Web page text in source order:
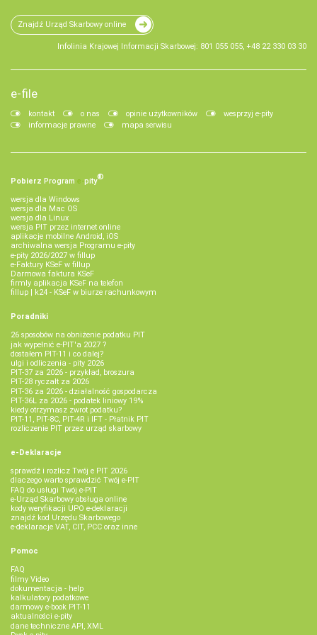
Znajdź Urząd Skarbowy online
Infolinia Krajowej Informacji Skarbowej: 801 055 055, +48 22 330 03 30
e-file
kontakt o nas opinie użytkowników
wesprzyj e-pity
informacje prawne
mapa serwisu
Pobierz Program e‑pity®
wersja dla Windows
wersja dla Mac OS
wersja dla Linux
wersja PIT przez internet online
aplikacje mobilne Android, iOS
archiwalna wersja Programu e-pity
e-pity 2026/2027 w fillup
e‑Faktury KSeF w fillup
Darmowa faktura KSeF
firmly aplikacja KSeF na telefon
fillup | k24 - KSeF w biurze rachunkowym
Poradniki
26 sposobów na obniżenie podatku PIT
jak wypełnić e-PIT'a 2027 ?
dostałem PIT-11 i co dalej?
ulgi i odliczenia - pity 2026
PIT-37 za 2026 - przykład, broszura
PIT-28 ryczałt za 2026
PIT-36 za 2026 - działalność gospodarcza
PIT-36L za 2026 - podatek liniowy 19%
kiedy otrzymasz zwrot podatku?
PIT-11, PIT-8C, PIT-4R i IFT - Płatnik PIT
rozliczenie PIT przez urząd skarbowy
e-Deklaracje
sprawdź i rozlicz Twój e PIT 2026
dlaczego warto sprawdzić Twój e-PIT
FAQ do usługi Twój e-PIT
e-Urząd Skarbowy obsługa online
kody weryfikacji UPO e-deklaracji
znajdź kod Urzędu Skarbowego
e-deklaracje VAT, CIT, PCC oraz inne
Pomoc
FAQ
filmy Video
dokumentacja - help
kalkulatory podatkowe
darmowy e-book PIT-11
aktualności e-pity
dane techniczne API, XML